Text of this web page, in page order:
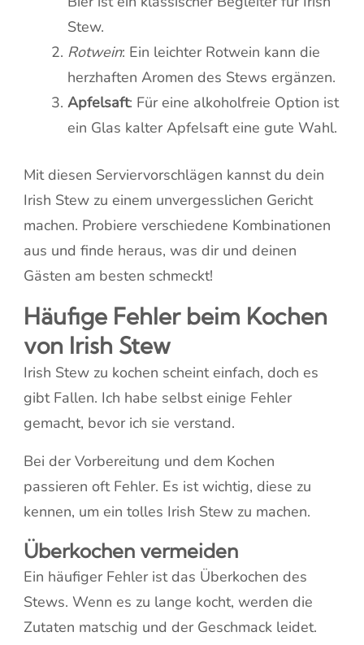
Stew.
Rotwein: Ein leichter Rotwein kann die
herzhaften Aromen des Stews ergänzen.
Apfelsaft: Für eine alkoholfreie Option ist
ein Glas kalter Apfelsaft eine gute Wahl.
Mit diesen Serviervorschlägen kannst du dein
Irish Stew zu einem unvergesslichen Gericht
machen. Probiere verschiedene Kombinationen
aus und finde heraus, was dir und deinen
Gästen am besten schmeckt!
Häufige Fehler beim Kochen
von Irish Stew
Irish Stew zu kochen scheint einfach, doch es
gibt Fallen. Ich habe selbst einige Fehler
gemacht, bevor ich sie verstand.
Bei der Vorbereitung und dem Kochen
passieren oft Fehler. Es ist wichtig, diese zu
kennen, um ein tolles Irish Stew zu machen.
Überkochen vermeiden
Ein häufiger Fehler ist das Überkochen des
Stews. Wenn es zu lange kocht, werden die
Zutaten matschig und der Geschmack leidet.